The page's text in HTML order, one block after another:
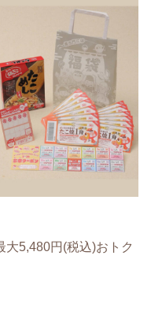
5,480円(税込)おトク